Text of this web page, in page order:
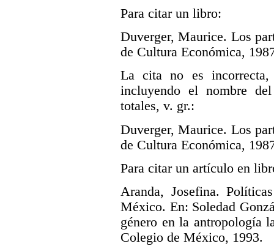
Para citar un libro:
Duverger, Maurice. Los
de Cultura Económica,
La cita no es incorrecta,
incluyendo el nombre
totales, v. gr.:
Duverger, Maurice. Los
de Cultura Económica,
Para citar un artículo en
Aranda, Josefina.
México. En: Soledad
género en la antropología
Colegio de México, 1993.